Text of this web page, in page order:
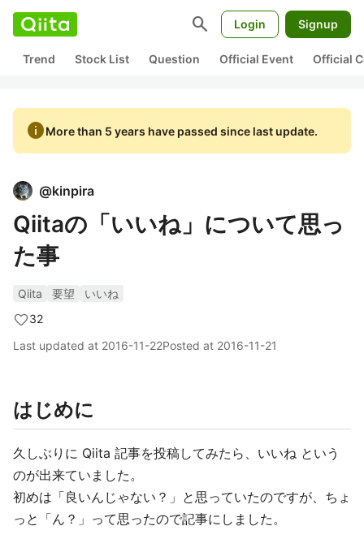
search Login Signup
Trend Stock List Question Official Event Official
infoMore than 5 years have passed since last update.
@kinpira
Qiitaの「いいね」について思っ
た事
Qiita 要望
いいね
32
Last updated at 2016-11-22Posted at 2016-11-21
はじめに
久しぶりに Qiita 記事を投稿してみたら、いいね という
のが出来ていました。
初めは「良いんじゃない？」と思っていたのですが、ちょ
っと「ん？」って思ったので記事にしました。